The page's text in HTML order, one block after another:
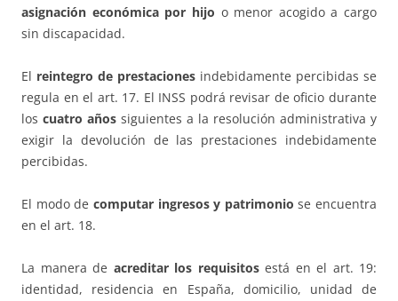
asignación económica por hijo o menor acogido a cargo
sin discapacidad.
El reintegro de prestaciones indebidamente percibidas se
regula en el art. 17. El INSS podrá revisar de oficio durante
los cuatro años siguientes a la resolución administrativa y
exigir la devolución de las prestaciones indebidamente
percibidas.
El modo de computar ingresos y patrimoniose encuentra
en el art. 18.
La manera de acreditar los requisitosestá en el art. 19:
identidad, residencia en España, domicilio, unidad de